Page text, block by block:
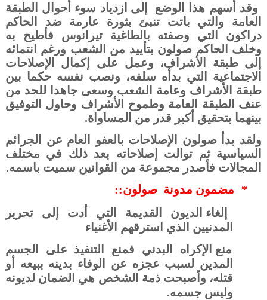
وقد أسهم هذا الوضع
إلى ازدياد سوء أحوال الطبقة
العامة والتي باتت تنبئ بثورة عارمة ضد الحاكم
دراكون التي وصفته بالطاغية تيرانوس فأطيح به
وخلف الحاكم صولون بتأييد من الشعب ورغم انتمائه
إلى طبقة الأشراف، وعمل على إكمال الإصلاحات
الاجتماعية التي بدأه سلفه، ونصب نفسه حكما بين
طبقة الأشراف وعامة الشعب وسعى جاهدا للحد من
عنف الطبقة العامة وطموح الأشراف وحاول التوفيق
بينهما بتحقيق أكبر قدر من المساواة.
ولقد بدأ صولون الإصلاحات بالعفو العام عن الجرائم
السياسية ثم توالت إصلاحاته بعد ذلك في مختلف
المجالات فأصدر مجموعة من القوانين سميت باسمه.
*
مضمون مدونة صولون::
إلغاء الديون القديمة التي أدت إلى تحرير
المدنيين الذي استرقهم الأغنياء
منع الإكراه البدني فمنع التنفيذ على الجسم
المدين لسبب عجزه عن الوفاء بدينه ببيعه أو
قتله، وأصبحت ذمة الشخص هي الضمان لديونه
وليس جسمه.